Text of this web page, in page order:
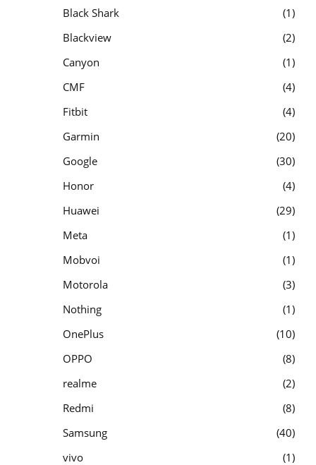
Black Shark
1
Blackview
2
Canyon
1
CMF
4
Fitbit
4
Garmin
20
Google
30
Honor
4
Huawei
29
Meta
1
Mobvoi
1
Motorola
3
Nothing
1
OnePlus
10
OPPO
8
realme
2
Redmi
8
Samsung
40
vivo
1